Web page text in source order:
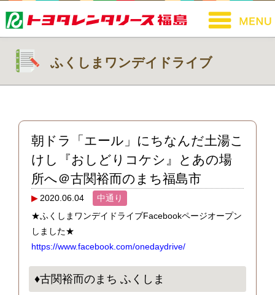
ふくしまワンデイドライブ
朝ドラ「エール」にちなんだ土湯こ
けし『おしどりコケシ』とあの場
所へ＠古関裕而のまち福島市
2020.06.04
中通り
★ふくしまワンデイドライブFacebookページオープン
しました★
https://www.facebook.com/onedaydrive/
♦古関裕而のまち ふくしま